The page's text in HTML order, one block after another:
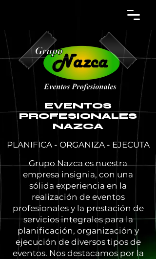
EVENTOS
PROFESIONALES
NAZCA
PLANIFICA - ORGANIZA - EJECUTA
Grupo Nazca es nuestra
empresa insignia, con una
sólida experiencia en la
realización de eventos
profesionales y la prestación de
servicios integrales para la
planificación, organización y
ejecución de diversos tipos de
eventos. Nos destacamos por la